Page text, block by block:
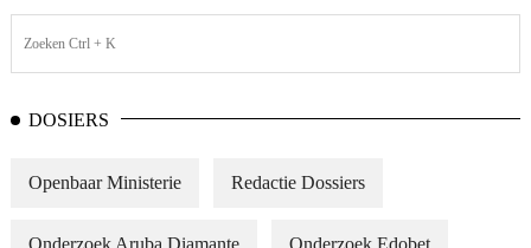
DOSIERS
Openbaar Ministerie Redactie Dossiers